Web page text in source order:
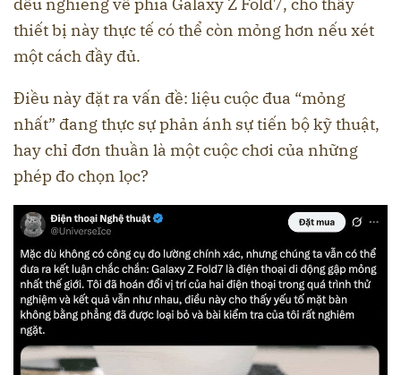
thiết bị này thực tế có thể còn mỏng hơn nếu xét
một cách đầy đủ.
Điều này đặt ra vấn đề: liệu cuộc đua “mỏng
nhất” đang thực sự phản ánh sự tiến bộ kỹ thuật,
hay chỉ đơn thuần là một cuộc chơi của những
phép đo chọn lọc?